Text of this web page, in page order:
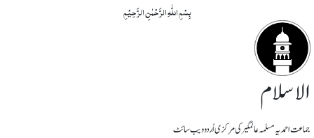
بِسۡمِ اللّٰہِ الرَّحۡمٰنِ الرَّحِیۡمِ
الاسلام
جماعت احمدیہ مسلمہ عالمگیر کی مرکزی اُردو ویب سائٹ